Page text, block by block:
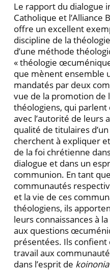
Le rapport du dialogue
Catholique et l’Alliance
offre un excellent
discipline de la
d’une méthode
« théologie
que mènent ensemble
mandatés par deux
vue de la promotion de
théologiens, qui
avec l’autorité de leurs
qualité de titu­laires
cherchent à expliquer
de la foi chrétienne
dialogue et dans un
communion. En tant
communautés
et la vie de ces
théologiens, ils
leurs connaissances à
aux questions
présentées. Ils
travail aux
dans l’esprit de koinonia